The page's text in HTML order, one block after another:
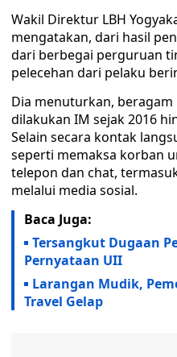
Wakil Direktur LBH
mengatakan, dari hasil
dari berbegai perguruan
pelecehan dari pelaku
Dia menuturkan,
dilakukan IM sejak 2016
Selain secara kontak
seperti memaksa korban
telepon dan chat,
melalui media sosial.
Baca Juga:
Tersangkut Dugaan
Pernyataan UII
Larangan Mudik,
Travel Gelap